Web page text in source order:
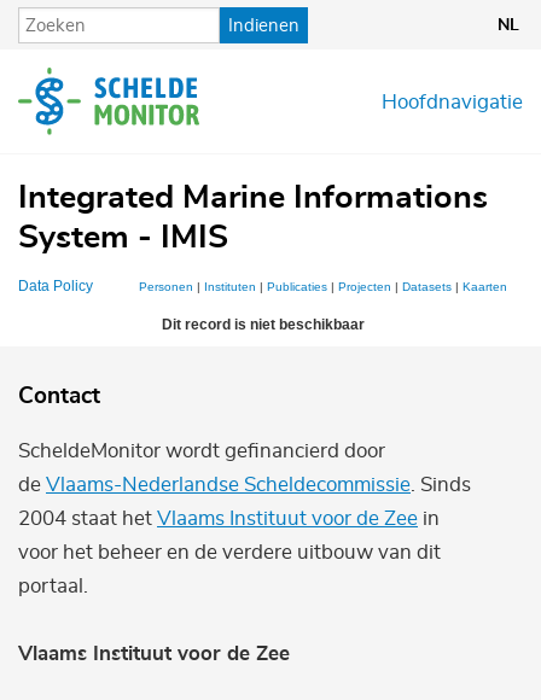
Overslaan
en
de
inhoud
Indienen NL
Hoofdnavigatie
Integrated Marine Informations
System - IMIS
Data Policy Personen | Instituten | Publicaties | Projecten | Datasets | Kaarten
Dit record is niet beschikbaar
Contact
ScheldeMonitor wordt gefinancierd door
de Vlaams-Nederlandse Scheldecommissie . Sinds
2004 staat het Vlaams Instituut voor de Zee in
voor het beheer en de verdere uitbouw van dit
portaal.
Vlaams Instituut voor de Zee